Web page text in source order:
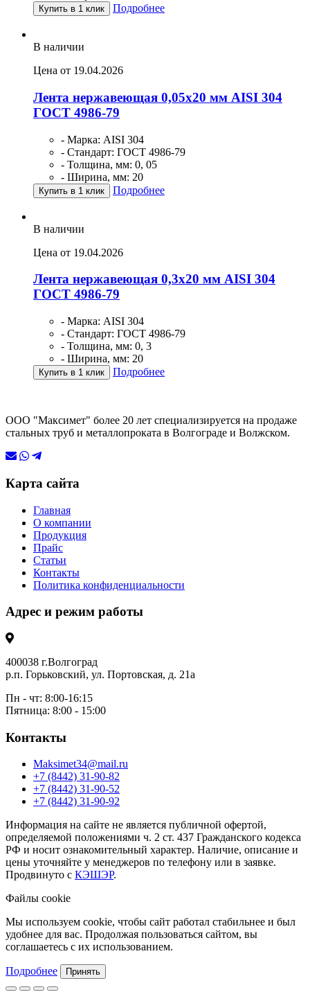
Купить в 1 клик Подробнее
В наличии
Цена от 19.04.2026
Лента нержавеющая 0,05х20 мм AISI 304
ГОСТ 4986-79
- Марка: AISI 304
- Стандарт: ГОСТ 4986-79
- Толщина, мм: 0, 05
- Ширина, мм: 20
Купить в 1 клик Подробнее
В наличии
Цена от 19.04.2026
Лента нержавеющая 0,3х20 мм AISI 304
ГОСТ 4986-79
- Марка: AISI 304
- Стандарт: ГОСТ 4986-79
- Толщина, мм: 0, 3
- Ширина, мм: 20
Купить в 1 клик Подробнее
ООО "Максимет" более 20 лет специализируется на продаже
стальных труб и металлопроката в Волгограде и Волжском.
Карта сайта
Главная
О компании
Продукция
Прайс
Статьи
Контакты
Политика конфиденциальности
Адрес и режим работы
400038 г.Волгоград
р.п. Горьковский, ул. Портовская, д. 21а
Пн - чт: 8:00-16:15
Пятница: 8:00 - 15:00
Контакты
Maksimet34@mail.ru
+7 (8442) 31-90-82
+7 (8442) 31-90-52
+7 (8442) 31-90-92
Информация на сайте не является публичной офертой,
определяемой положениями ч. 2 ст. 437 Гражданского кодекса
РФ и носит ознакомительный характер. Наличие, описание и
цены уточняйте у менеджеров по телефону или в заявке.
Продвинуто с КЭШЭР.
Файлы cookie
Мы используем cookie, чтобы сайт работал стабильнее и был
удобнее для вас. Продолжая пользоваться сайтом, вы
соглашаетесь с их использованием.
Подробнее Принять